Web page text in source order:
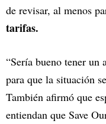
de revisar, al menos
tarifas.
“Sería bueno tener
para que la situación
También afirmó que
entiendan que Save